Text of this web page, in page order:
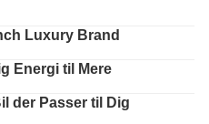
Luxury Brand
Energi til Mere
der Passer til Dig